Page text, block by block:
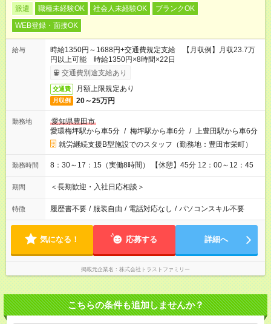
派遣 職種未経験OK 社会人未経験OK
ブランクOK
WEB登録・面接OK
給与
時給1350円～1688円+交通費規定支給 【月収例】月収23.7万
円以上可能 時給1350円×8時間×22日
交通費別途支給あり
交通費 月額上限規定あり
月収例 20～25万円
勤務地
愛知県豊田市
愛環梅坪駅から車5分 / 梅坪駅から車6分 / 上豊田駅から車6分
就労継続支援B型施設でのスタッフ（勤務地：豊田市栄町）
勤務時間 8：30～17：15（実働8時間） 【休憩】45分 12：00～12：45
期間 ＜長期歓迎・入社日応相談＞
特徴 履歴書不要 / 服装自由 / 電話対応なし / パソコンスキル不要
気になる！ 応募する 詳細へ
掲載元企業名 株式会社トラストファミリー
こちらの条件も追加しませんか？